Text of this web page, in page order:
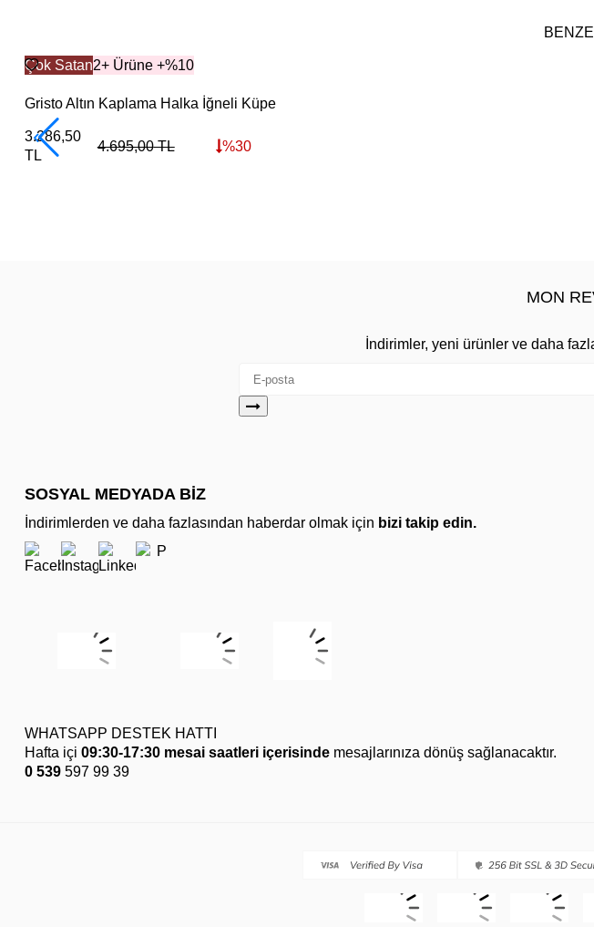
Çok Satan2+ Ürüne +%10
Gristo Altın Kaplama Halka İğneli Küpe
3.286,50
TL
4.695,00TL %30
MON
İndirimler, yeni ürünler ve daha
SOSYAL MEDYADA BİZ
İndirimlerden ve daha fazlasından haberdar olmak için bizi takip edin.
WHATSAPP DESTEK HATTI
Hafta içi 09:30-17:30 mesai saatleri içerisinde mesajlarınıza dönüş sağlanacaktır.
0 539 597 99 39